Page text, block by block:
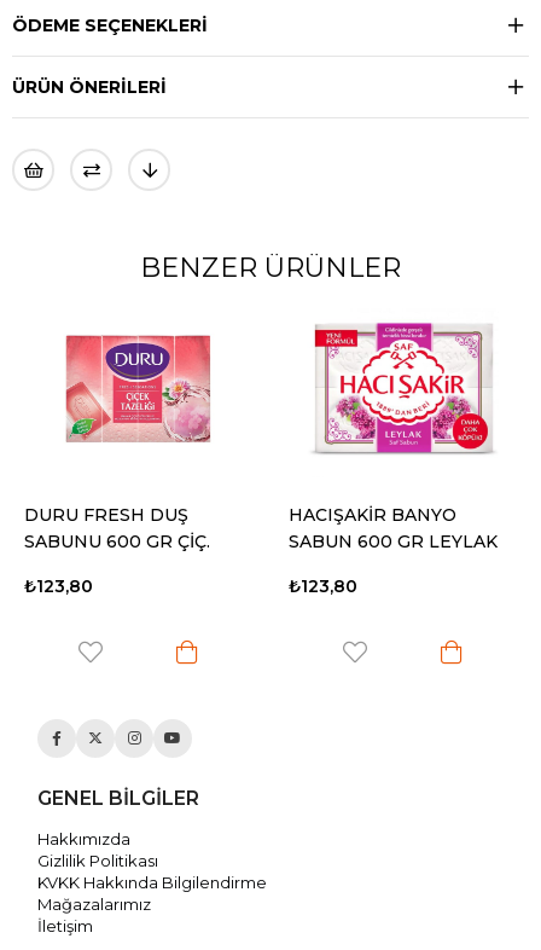
ÖDEME SEÇENEKLERI
ÜRÜN ÖNERILERI
BENZER ÜRÜNLER
DURU FRESH DUŞ
SABUNU 600 GR ÇİÇ.
₺123,80
HACIŞAKİR BANYO
SABUN 600 GR LEYLAK
₺123,80
GENEL BİLGİLER
Hakkımızda
Gizlilik Politikası
KVKK Hakkında Bilgilendirme
Mağazalarımız
İletişim